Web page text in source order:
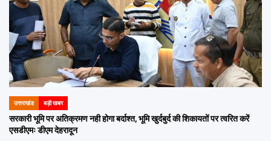
POSTED
IN
उत्तराखंड बड़ी खबर
सरकारी भूमि पर अतिक्रमण नही होगा बर्दाश्त, भूमि खुर्दबुर्द की शिकायतों पर त्वरित करें
एसडीएमः डीएम देहरादून